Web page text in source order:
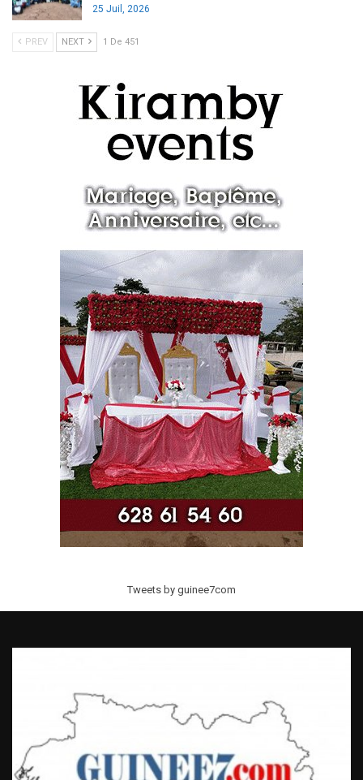
25 Juil, 2026
PREV NEXT 1 De 451
Tweets by guinee7com